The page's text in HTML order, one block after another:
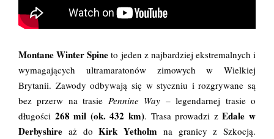
Montane Winter Spine to jeden z najbardziej ekstremalnych i
wymagających ultramaratonów zimowych w Wielkiej
Brytanii. Zawody odbywają się w styczniu i rozgrywane są
bez przerw na trasie Pennine Way – legendarnej trasie o
długości 268 mil (ok. 432 km). Trasa prowadzi zEdale w
Derbyshire aż doKirk Yetholm na granicy z Szkocją.